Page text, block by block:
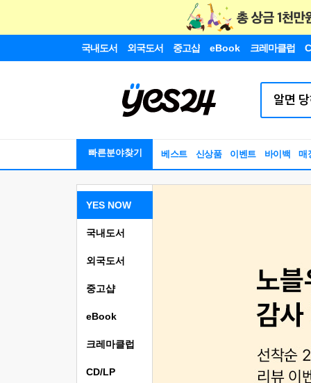
국내도서 외국도서 중고샵 eBook 크레마클럽
빠른분야찾기 베스트 신상품 이벤트 바이백 매
YES NOW
국내도서
외국도서
중고샵
eBook
크레마클럽
CD/LP